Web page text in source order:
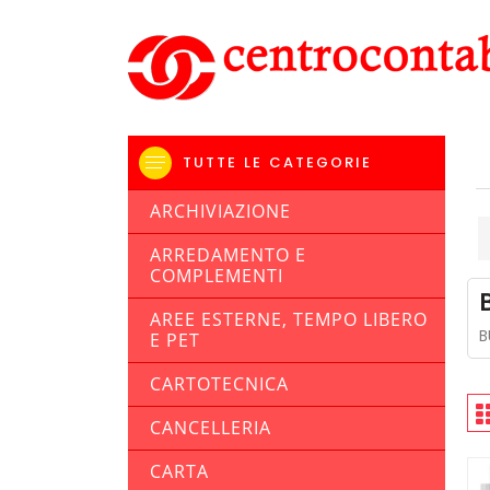
TUTTE LE CATEGORIE
ARCHIVIAZIONE
ARREDAMENTO E
COMPLEMENTI
AREE ESTERNE, TEMPO LIBERO
E PET
CARTOTECNICA
CANCELLERIA
CARTA